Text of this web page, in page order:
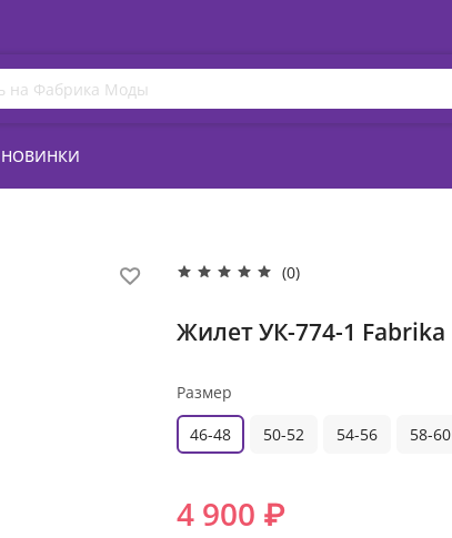
НОВИНКИ
(0)
Жилет УК-774-1 Fabrika
Размер
46-48
50-52 54-56 58-60
4 900 ₽